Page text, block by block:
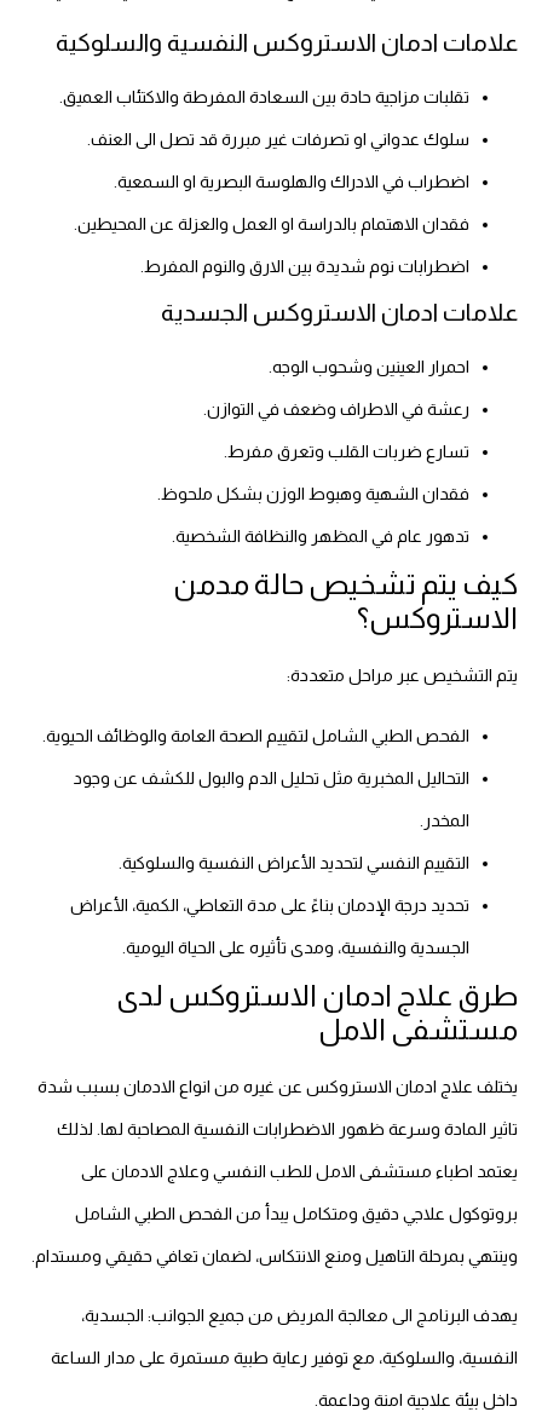
علامات ادمان الاستروكس النفسية والسلوكية
تقلبات مزاجية حادة بين السعادة المفرطة والاكتئاب العميق.
سلوك عدواني او تصرفات غير مبررة قد تصل الى العنف.
اضطراب في الادراك والهلوسة البصرية او السمعية.
فقدان الاهتمام بالدراسة او العمل والعزلة عن المحيطين.
اضطرابات نوم شديدة بين الارق والنوم المفرط.
علامات ادمان الاستروكس الجسدية
احمرار العينين وشحوب الوجه.
رعشة في الاطراف وضعف في التوازن.
تسارع ضربات القلب وتعرق مفرط.
فقدان الشهية وهبوط الوزن بشكل ملحوظ.
تدهور عام في المظهر والنظافة الشخصية.
كيف يتم تشخيص حالة مدمن
الاستروكس؟
يتم التشخيص عبر مراحل متعددة:
الفحص الطبي الشامل لتقييم الصحة العامة والوظائف الحيوية.
التحاليل المخبرية مثل تحليل الدم والبول للكشف عن وجود
المخدر.
التقييم النفسي لتحديد الأعراض النفسية والسلوكية.
تحديد درجة الإدمان بناءً على مدة التعاطي، الكمية، الأعراض
الجسدية والنفسية، ومدى تأثيره على الحياة اليومية.
طرق علاج ادمان الاستروكس لدى
مستشفى الامل
يختلف علاج ادمان الاستروكس عن غيره من انواع الادمان بسبب شدة
تاثير المادة وسرعة ظهور الاضطرابات النفسية المصاحبة لها. لذلك
يعتمد اطباء مستشفى الامل للطب النفسي وعلاج الادمان على
بروتوكول علاجي دقيق ومتكامل يبدأ من الفحص الطبي الشامل
وينتهي بمرحلة التاهيل ومنع الانتكاس، لضمان تعافي حقيقي ومستدام.
يهدف البرنامج الى معالجة المريض من جميع الجوانب: الجسدية،
النفسية، والسلوكية، مع توفير رعاية طبية مستمرة على مدار الساعة
داخل بيئة علاجية امنة وداعمة.